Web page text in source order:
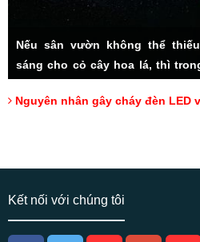
Nếu sân vườn không thể
sáng cho cỏ cây hoa lá, thì
thắc mắc được người tiêu
Nguyên nhân gây cháy đèn LED
Kết nối với chúng tôi